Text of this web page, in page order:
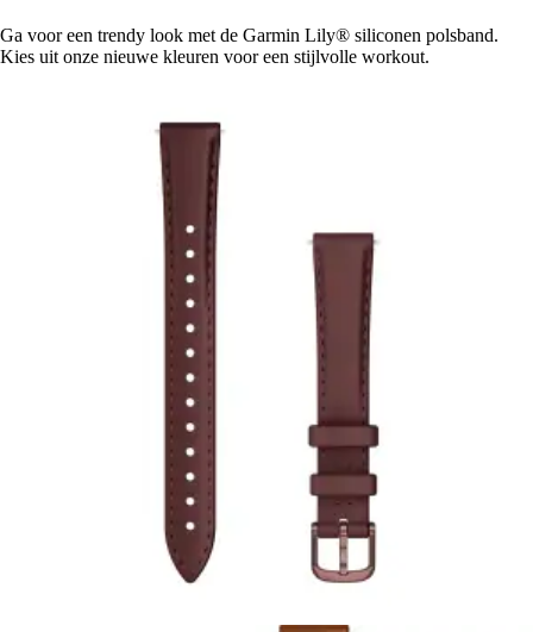
Ga voor een trendy look met de Garmin Lily® siliconen polsband.
Kies uit onze nieuwe kleuren voor een stijlvolle workout.